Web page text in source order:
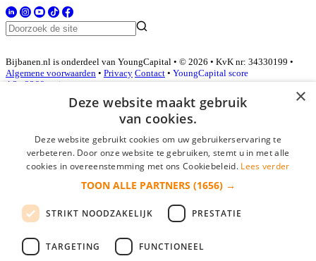
Bijbanen.nl is onderdeel van YoungCapital • © 2026 • KvK nr: 34330199 •
Algemene voorwaarden • Privacy Contact • YoungCapital score
4.3 - 3366 reviews
Inloggen als bedrijf
*
login gegevens onthouden
login
×
Deze website maakt gebruik
van cookies.
Deze website gebruikt cookies om uw gebruikerservaring te
verbeteren. Door onze website te gebruiken, stemt u in met alle
cookies in overeenstemming met ons Cookiebeleid. Lees verder
TOON ALLE PARTNERS (1656) →
STRIKT NOODZAKELIJK PRESTATIE
TARGETING FUNCTIONEEL